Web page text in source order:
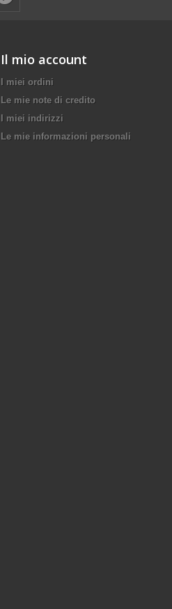
Il mio account
I miei ordini
Le mie note di credito
I miei indirizzi
Le mie informazioni personali